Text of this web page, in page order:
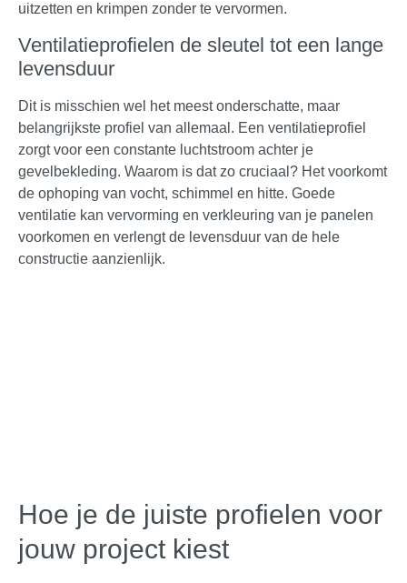
uitzetten en krimpen zonder te vervormen.
Ventilatieprofielen de sleutel tot een lange
levensduur
Dit is misschien wel het meest onderschatte, maar
belangrijkste profiel van allemaal. Een ventilatieprofiel
zorgt voor een constante luchtstroom achter je
gevelbekleding. Waarom is dat zo cruciaal? Het voorkomt
de ophoping van vocht, schimmel en hitte. Goede
ventilatie kan vervorming en verkleuring van je panelen
voorkomen en verlengt de levensduur van de hele
constructie aanzienlijk.
Hoe je de juiste profielen voor
jouw project kiest